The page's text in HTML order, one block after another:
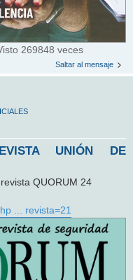
269848 veces
Saltar al mensaje
UNIÓN DE
QUORUM 24
... revista=21